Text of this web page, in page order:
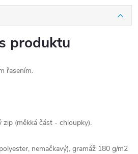
produktu
řasením.
zip (měkká část - chloupky).
nemačkavý), gramáž 180 g/m2